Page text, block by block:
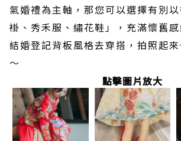
氣婚禮為主軸，那您可以選擇有別
褂、秀禾服、繡花鞋」，充滿懷舊
結婚登記背板風格去穿搭，拍照起
～
點擊圖片放大